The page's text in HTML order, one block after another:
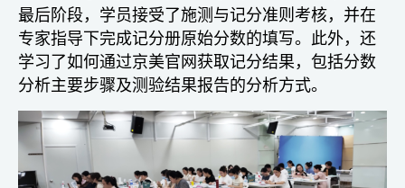
最后阶段，学员接受了施测与记分准则考核，并在
专家指导下完成记分册原始分数的填写。此外，还
学习了如何通过京美官网获取记分结果，包括分数
分析主要步骤及测验结果报告的分析方式。